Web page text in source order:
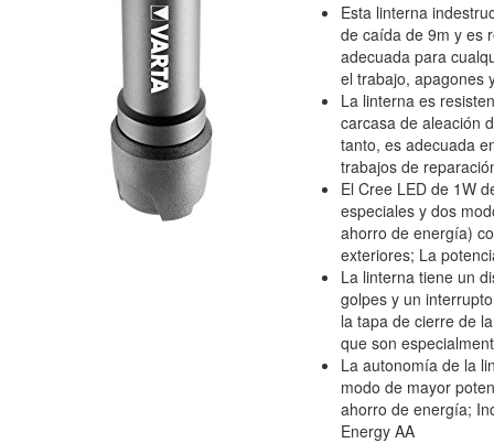
Esta linterna
de caída de 9m y es
adecuada para
el trabajo, apagones
La linterna es
carcasa de aleación
tanto, es adecuada
trabajos de
El Cree LED de 1W
especiales y dos
ahorro de energía)
exteriores; La
La linterna tiene un
golpes y un
la tapa de cierre de
que son
La autonomía de la
modo de mayor
ahorro de energía;
Energy AA